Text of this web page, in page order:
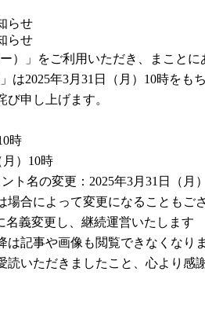
らせ
らせ
）」をご利用いただき、まことに
は2025年3月31日（月）10時をも
申し上げます。
時
）10時
ト名の変更：2025年3月31日（月
合によって変更になることもご
義変更し、継続運営いたします
記事や画像も閲覧できなくなり
いただきましたこと、心より感